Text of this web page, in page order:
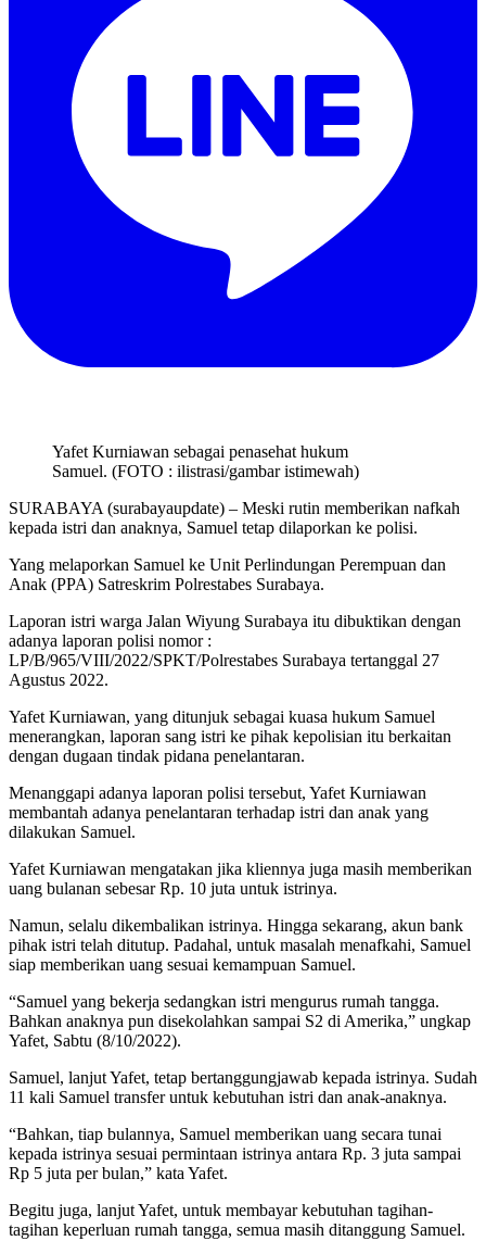
Yafet Kurniawan sebagai penasehat hukum
Samuel. (FOTO : ilistrasi/gambar istimewah)
SURABAYA (surabayaupdate) – Meski rutin memberikan nafkah
kepada istri dan anaknya, Samuel tetap dilaporkan ke polisi.
Yang melaporkan Samuel ke Unit Perlindungan Perempuan dan
Anak (PPA) Satreskrim Polrestabes Surabaya.
Laporan istri warga Jalan Wiyung Surabaya itu dibuktikan dengan
adanya laporan polisi nomor :
LP/B/965/VIII/2022/SPKT/Polrestabes Surabaya tertanggal 27
Agustus 2022.
Yafet Kurniawan, yang ditunjuk sebagai kuasa hukum Samuel
menerangkan, laporan sang istri ke pihak kepolisian itu berkaitan
dengan dugaan tindak pidana penelantaran.
Menanggapi adanya laporan polisi tersebut, Yafet Kurniawan
membantah adanya penelantaran terhadap istri dan anak yang
dilakukan Samuel.
Yafet Kurniawan mengatakan jika kliennya juga masih memberikan
uang bulanan sebesar Rp. 10 juta untuk istrinya.
Namun, selalu dikembalikan istrinya. Hingga sekarang, akun bank
pihak istri telah ditutup. Padahal, untuk masalah menafkahi, Samuel
siap memberikan uang sesuai kemampuan Samuel.
“Samuel yang bekerja sedangkan istri mengurus rumah tangga.
Bahkan anaknya pun disekolahkan sampai S2 di Amerika,” ungkap
Yafet, Sabtu (8/10/2022).
Samuel, lanjut Yafet, tetap bertanggungjawab kepada istrinya. Sudah
11 kali Samuel transfer untuk kebutuhan istri dan anak-anaknya.
“Bahkan, tiap bulannya, Samuel memberikan uang secara tunai
kepada istrinya sesuai permintaan istrinya antara Rp. 3 juta sampai
Rp 5 juta per bulan,” kata Yafet.
Begitu juga, lanjut Yafet, untuk membayar kebutuhan tagihan-
tagihan keperluan rumah tangga, semua masih ditanggung Samuel.